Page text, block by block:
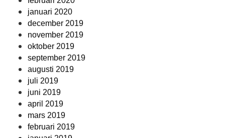
januari 2020
december 2019
november 2019
oktober 2019
september 2019
augusti 2019
juli 2019
juni 2019
april 2019
mars 2019
februari 2019